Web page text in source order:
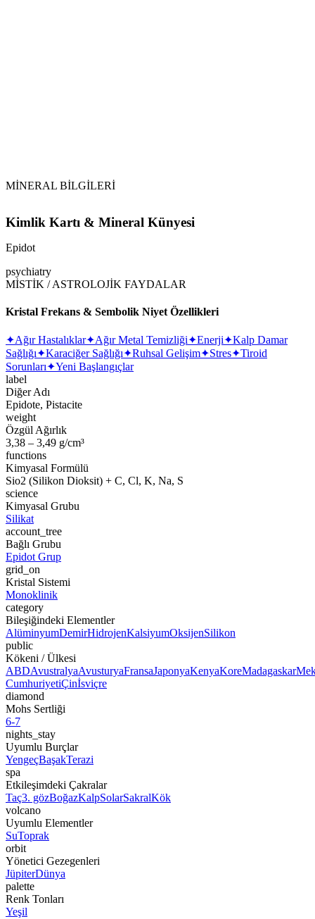
MİNERAL BİLGİLERİ
Kimlik Kartı & Mineral Künyesi
Epidot
psychiatry
MİSTİK / ASTROLOJİK FAYDALAR
Kristal Frekans & Sembolik Niyet Özellikleri
✦Ağır Hastalıklar✦Ağır Metal Temizliği✦Enerji✦Kalp Damar
Sağlığı✦Karaciğer Sağlığı✦Ruhsal Gelişim✦Stres✦Tiroid
Sorunları✦Yeni Başlangıçlar
label
Diğer Adı
Epidote, Pistacite
weight
Özgül Ağırlık
3,38 – 3,49 g/cm³
functions
Kimyasal Formülü
Sio2 (Silikon Dioksit) + C, Cl, K, Na, S
science
Kimyasal Grubu
Silikat
account_tree
Bağlı Grubu
Epidot Grup
grid_on
Kristal Sistemi
Monoklinik
category
Bileşiğindeki Elementler
AlüminyumDemirHidrojenKalsiyumOksijenSilikon
public
Kökeni / Ülkesi
ABDAvustralyaAvusturyaFransaJaponyaKenyaKoreMadagaskar
CumhuriyetiÇinİsviçre
diamond
Mohs Sertliği
6-7
nights_stay
Uyumlu Burçlar
YengeçBaşakTerazi
spa
Etkileşimdeki Çakralar
Taç3. gözBoğazKalpSolarSakralKök
volcano
Uyumlu Elementler
SuToprak
orbit
Yönetici Gezegenleri
JüpiterDünya
palette
Renk Tonları
Yeşil